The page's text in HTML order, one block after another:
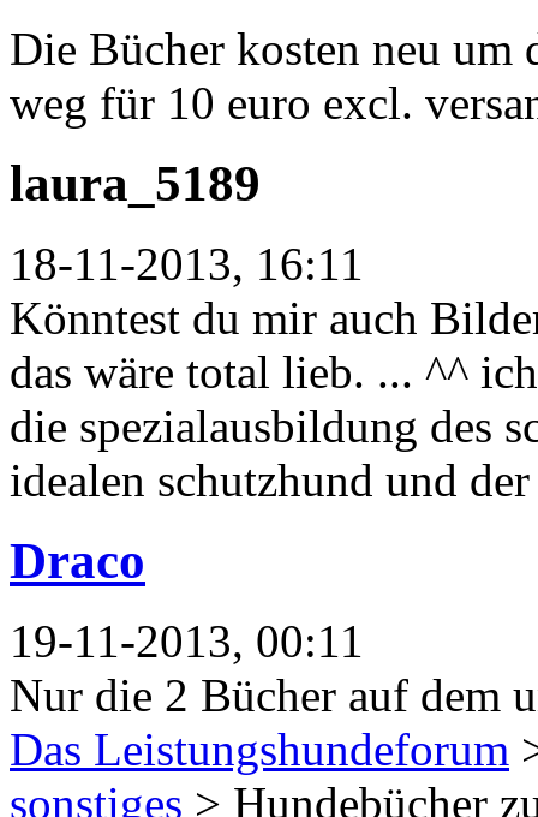
Die Bücher kosten neu
weg für 10 euro excl.
laura_5189
18-11-2013, 16:11
Könntest du mir auch
das wäre total lieb. ... ^^
die spezialausbildung des
idealen schutzhund und
Draco
19-11-2013, 00:11
Nur die 2 Bücher auf dem
Das Leistungshundeforum
sonstiges > Hundebücher